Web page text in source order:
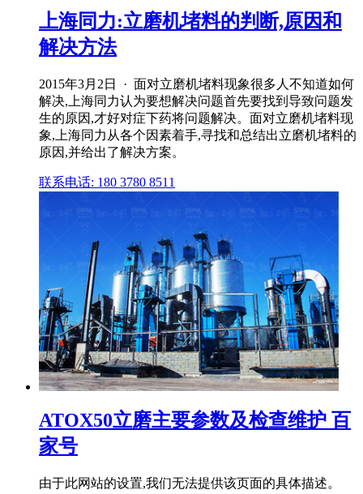
上海同力:立磨机堵料的判断,原因和
解决方法
2015年3月2日 · 面对立磨机堵料现象很多人不知道如何
解决,上海同力认为要想解决问题首先要找到导致问题发
生的原因,才好对症下药将问题解决。面对立磨机堵料现
象,上海同力从各个因素着手,寻找和总结出立磨机堵料的
原因,并给出了解决方案。
联系电话: 180 3780 8511
ATOX50立磨主要参数及检查维护 百
家号
由于此网站的设置,我们无法提供该页面的具体描述。